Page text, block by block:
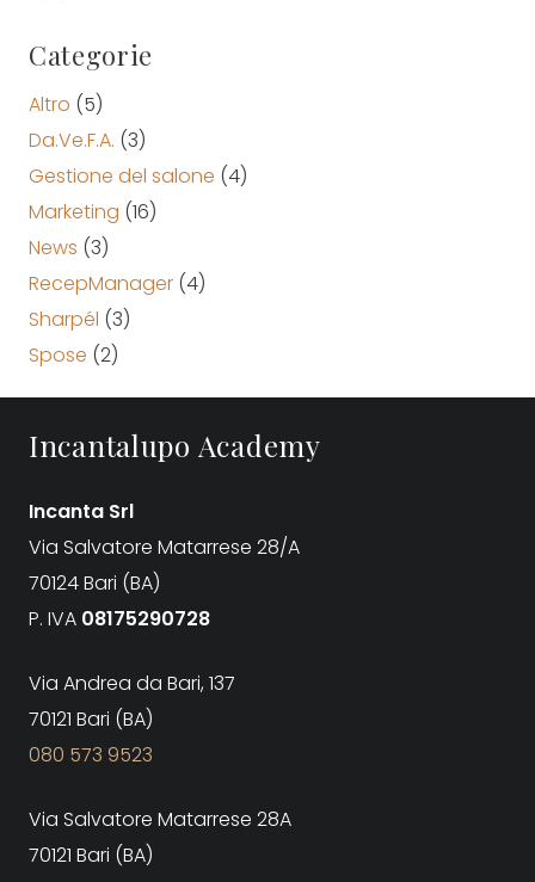
Categorie
Altro (5)
Da.Ve.F.A. (3)
Gestione del salone (4)
Marketing (16)
News (3)
RecepManager (4)
Sharpél (3)
Spose (2)
Incantalupo Academy
Incanta Srl
Via Salvatore Matarrese 28/A
70124 Bari (BA)
P. IVA 08175290728
Via Andrea da Bari, 137
70121 Bari (BA)
080 573 9523
Via Salvatore Matarrese 28A
70121 Bari (BA)